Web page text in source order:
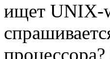
ищет UNIX-